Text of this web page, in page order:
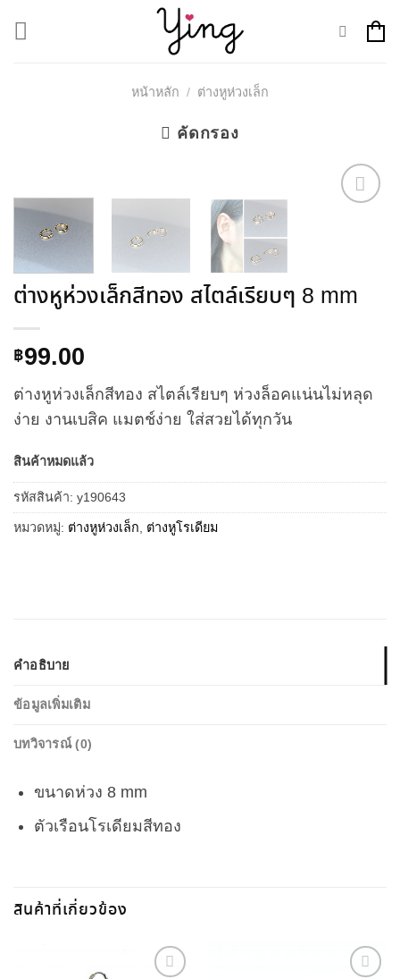
หน้าหลัก / ต่างหูห่วงเล็ก
คัดกรอง
ต่างหูห่วงเล็กสีทอง สไตล์เรียบๆ 8 mm
฿99.00
ต่างหูห่วงเล็กสีทอง สไตล์เรียบๆ ห่วงล็อคแน่นไม่หลุด
ง่าย งานเบสิค แมตช์ง่าย ใส่สวยได้ทุกวัน
สินค้าหมดแล้ว
รหัสสินค้า: y190643
หมวดหมู่: ต่างหูห่วงเล็ก ต่างหูโรเดียม
คำอธิบาย
ข้อมูลเพิ่มเติม
บทวิจารณ์ (0)
ขนาดห่วง 8 mm
ตัวเรือนโรเดียมสีทอง
สินค้าที่เกี่ยวข้อง